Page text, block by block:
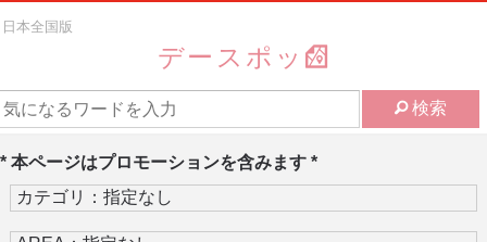
日本全国版
デースポッ
検索
* 本ページはプロモーションを含みます *